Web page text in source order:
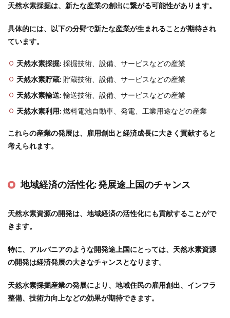
天然水素採掘は、新たな産業の創出に繋がる可能性があります。
具体的には、以下の分野で新たな産業が生まれることが期待され
ています。
天然水素採掘: 採掘技術、設備、サービスなどの産業
天然水素貯蔵: 貯蔵技術、設備、サービスなどの産業
天然水素輸送: 輸送技術、設備、サービスなどの産業
天然水素利用: 燃料電池自動車、発電、工業用途などの産業
これらの産業の発展は、雇用創出と経済成長に大きく貢献すると
考えられます。
地域経済の活性化:発展途上国のチャンス
天然水素資源の開発は、地域経済の活性化にも貢献することがで
きます。
特に、アルバニアのような開発途上国にとっては、天然水素資源
の開発は経済発展の大きなチャンスとなります。
天然水素採掘産業の発展により、地域住民の雇用創出、インフラ
整備、技術力向上などの効果が期待できます。